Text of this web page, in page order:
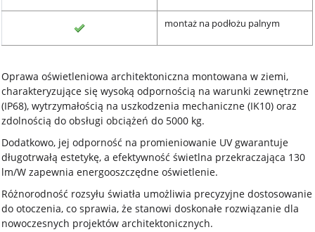
montaż na podłożu palnym
Oprawa oświetleniowa architektoniczna montowana w ziemi,
charakteryzujące się wysoką odpornością na warunki zewnętrzne
(IP68), wytrzymałością na uszkodzenia mechaniczne (IK10) oraz
zdolnością do obsługi obciążeń do 5000 kg.
Dodatkowo, jej odporność na promieniowanie UV gwarantuje
długotrwałą estetykę, a efektywność świetlna przekraczająca 130
lm/W zapewnia energooszczędne oświetlenie.
Różnorodność rozsyłu światła umożliwia precyzyjne dostosowanie
do otoczenia, co sprawia, że stanowi doskonałe rozwiązanie dla
nowoczesnych projektów architektonicznych.